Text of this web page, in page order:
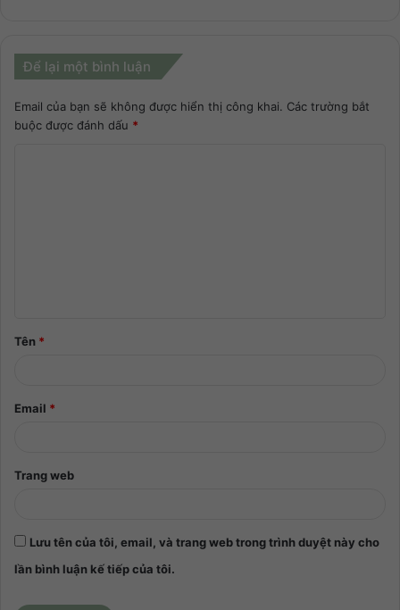
Để lại một bình luận
Email của bạn sẽ không được hiển thị công khai. Các trường bắt
buộc được đánh dấu *
Tên *
Email *
Trang web
Lưu tên của tôi, email, và trang web trong trình duyệt này cho
lần bình luận kế tiếp của tôi.